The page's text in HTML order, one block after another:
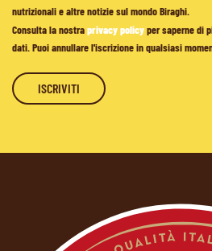
nutrizionali e altre notizie sul mondo Biraghi.
Consulta la nostraprivacy policyper saperne di
dati. Puoi annullare l'iscrizione in qualsiasi